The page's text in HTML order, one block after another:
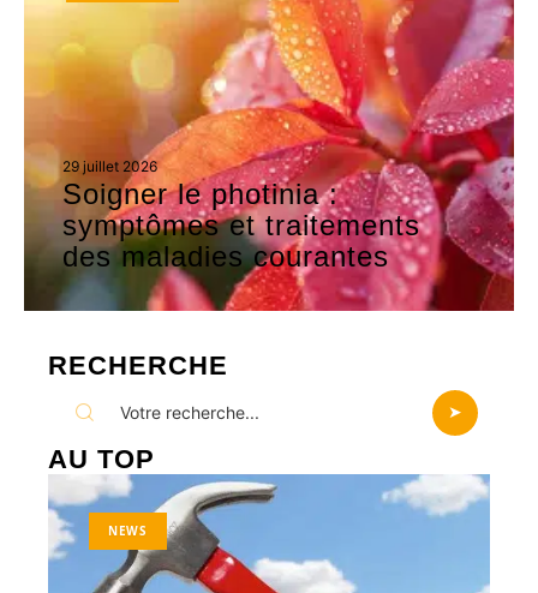
29 juillet 2026
Soigner le photinia :
symptômes et traitements
des maladies courantes
RECHERCHE
AU TOP
NEWS